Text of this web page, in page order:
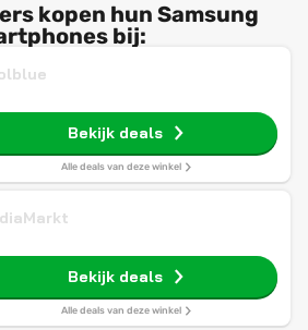
kopen hun Samsung
bij:
Bekijk deals
Alle deals van deze winkel
Bekijk deals
Alle deals van deze winkel